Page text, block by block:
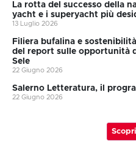
La rotta del successo della
yacht e i superyacht più
13 Luglio 2026
Filiera bufalina e
del report sulle opportunità
Sele
22 Giugno 2026
Salerno Letteratura, il
22 Giugno 2026